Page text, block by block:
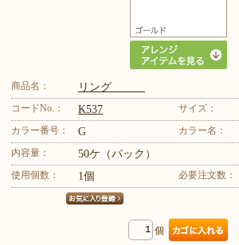
商品名： リング
コードNo.： K537 サイズ：
カラー番号： G カラー名：
内容量： 50ケ（パック）
使用個数： 1個 必要注文数：
個